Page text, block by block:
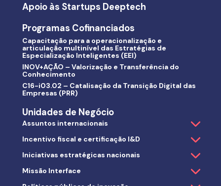
Apoio às Startups Deeptech
Programas Cofinanciados
Capacitação para a operacionalização e
articulação multinível das Estratégias de
Especialização Inteligentes (EEI)
INOV+AÇÃO – Valorização e Transferência do
Conhecimento
C16-i03.02 – Catalisação da Transição Digital das
Empresas (PRR)
Unidades de Negócio
Assuntos internacionais
Incentivo fiscal e certificação I&D
Iniciativas estratégicas nacionais
Missão Interface